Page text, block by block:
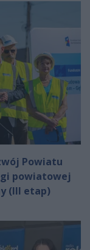
Powiatu
powiatowej
(III etap)